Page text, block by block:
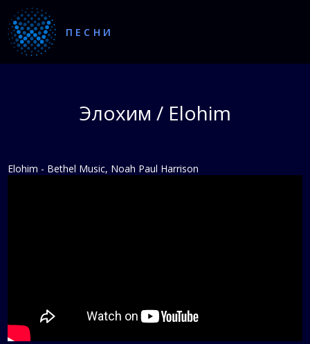
ПЕСНИ
Элохим / Elohim
Elohim - Bethel Music, Noah Paul Harrison